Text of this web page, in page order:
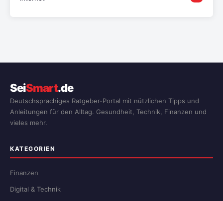
SeiSmart.de
Deutschsprachiges Ratgeber-Portal mit nützlichen Tipps und
Anleitungen für den Alltag. Gesundheit, Technik, Finanzen und
vieles mehr.
KATEGORIEN
Finanzen
Digital & Technik